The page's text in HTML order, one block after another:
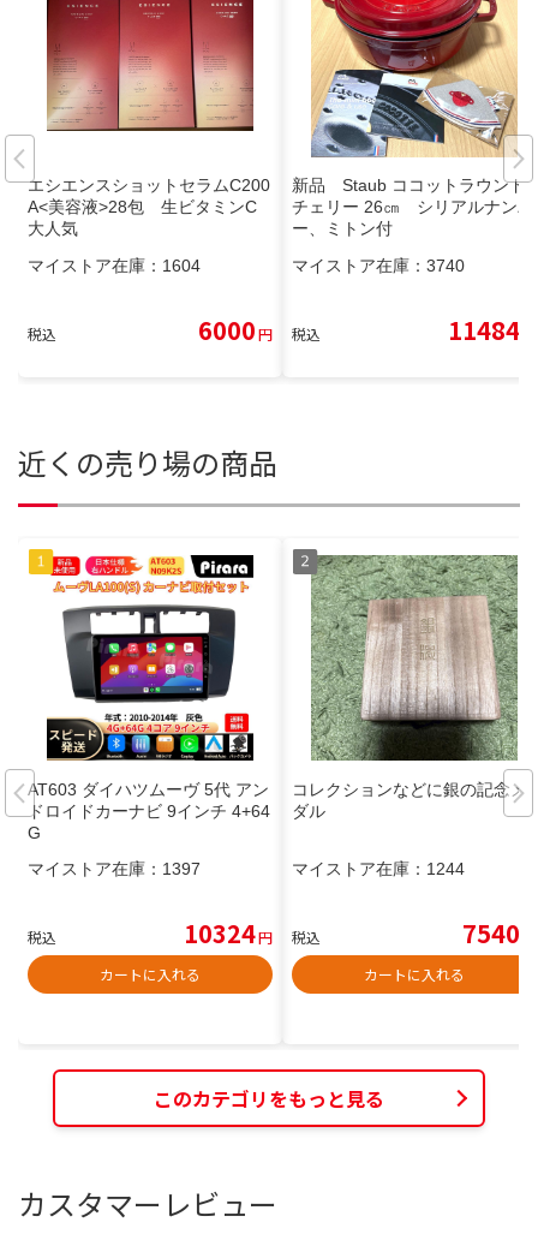
エシエンスショットセラムC200
A<美容液>28包 生ビタミンC
大人気
マイストア在庫： 1604
税込 6000円
新品 Staub ココットラウンド
チェリー 26㎝ シリアルナンバ
ー、ミトン付
マイストア在庫： 3740
税込 11484
近くの売り場の商品
AT603 ダイハツムーヴ 5代 アン
ドロイドカーナビ 9インチ 4+64
G
マイストア在庫： 1397
税込 10324円
カートに入れる
コレクションなどに銀の記念メ
ダル
マイストア在庫： 1244
税込 7540
カートに入れる
このカテゴリをもっと見る
カスタマーレビュー